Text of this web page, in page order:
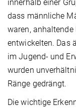
innerhalb einer
dass männliche
waren,
entwickelten. Das
im Jugend- und
wurden
Ränge gedrängt.
Die wichtige